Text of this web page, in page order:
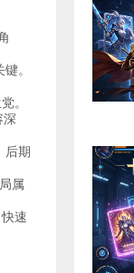
。
。
深
后期
属
速